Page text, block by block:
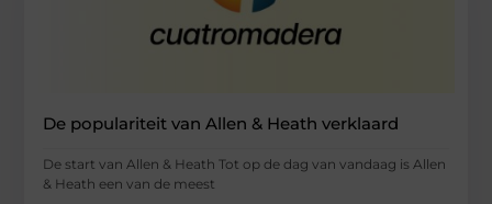
De populariteit van Allen & Heath verklaard
De start van Allen & Heath Tot op de dag van vandaag is Allen
& Heath een van de meest